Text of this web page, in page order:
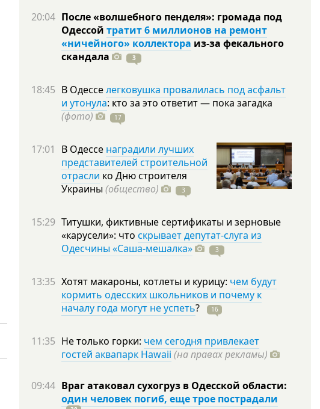
20:04 После «волшебного пенделя»: громада под
Одессой тратит 6 миллионов на ремонт
«ничейного» коллектора из-за фекального
скандала
3
18:45 В Одесселегковушка провалилась под асфальт
и утонула: кто за это ответит — пока загадка
(фото)
17
17:01 В Одессе наградили лучших
представителей строительной
отрасли ко Дню строителя
Украины (общество) 3
15:29 Титушки, фиктивные сертификаты и зерновые
«карусели»: что скрывает депутат-слуга из
Одесчины «Саша-мешалка»
3
13:35 Хотят макароны, котлеты и курицу: чем будут
кормить одесских школьников и почему к
началу года могут не успеть? 16
11:35 Не только горки: чем сегодня привлекает
гостей аквапарк Hawaii (на правах рекламы)
09:44 Враг атаковал сухогруз в Одесской области:
один человек погиб, еще трое пострадали